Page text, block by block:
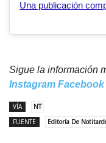
Sigue la información
Instagram Facebook
VÍA
NT
FUENTE
Editoría De